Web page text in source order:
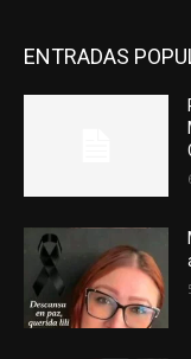
ENTRADAS